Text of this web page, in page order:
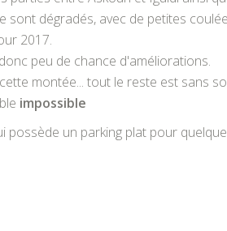
dégradés, avec de petites
2017.
peu de chance d'améliorations.
montée... tout le reste est sans
impossible
possède un parking plat pour